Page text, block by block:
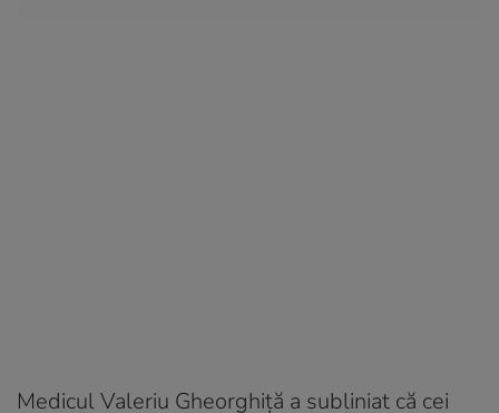
Medicul Valeriu Gheorghiță a subliniat că cei